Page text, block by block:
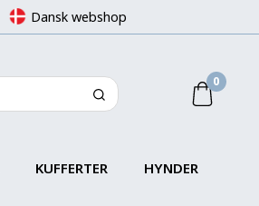
Dansk webshop
0
KUFFERTER
HYNDER